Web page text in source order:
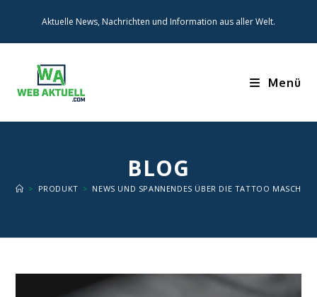
springen
Aktuelle News, Nachrichten und Information aus aller Welt.
Menü
BLOG
> PRODUKT > NEWS UND SPANNENDES ÜBER DIE TATTOO MASCHINE